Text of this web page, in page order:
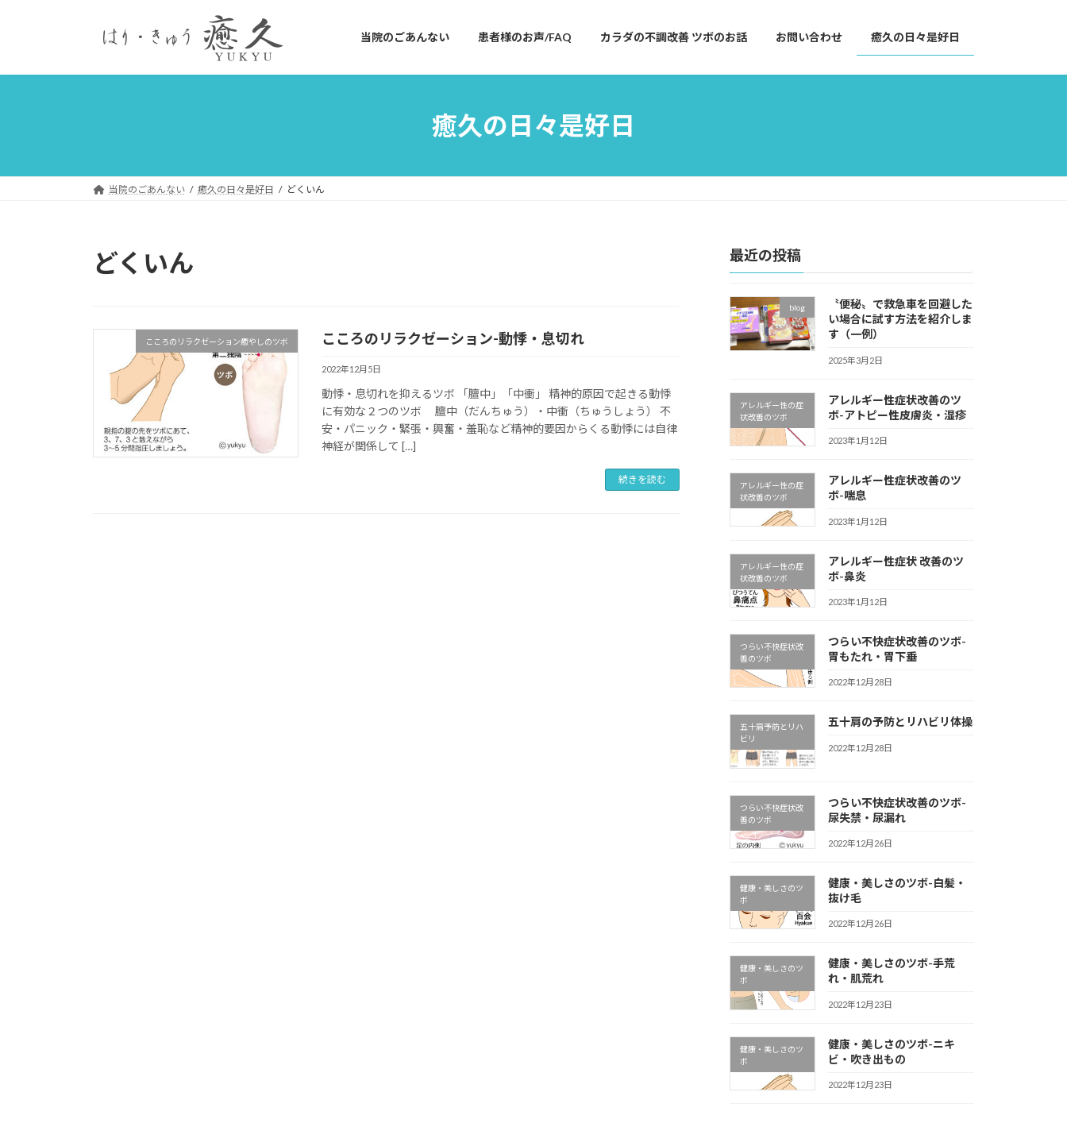
プ
動
当院のごあんない 患者様のお声/FAQ カラダの不調改善 ツボのお話 お問い合わせ 癒久の日々是好日
癒久の日々是好日
当院のごあんない 癒久の日々是好日 どくいん
どくいん
こころのリラクゼーション癒やしのツボ こころのリラクゼーション-動悸・息切れ
2022年12月5日
動悸・息切れを抑えるツボ 「膻中」「中衝」 精神的原因で起きる動悸
に有効な２つのツボ 膻中（だんちゅう）・中衝（ちゅうしょう） 不
安・パニック・緊張・興奮・羞恥など精神的要因からくる動悸には自律
神経が関係して […]
続きを読む
最近の投稿
blog
〝便秘〟で救急車を回避した
い場合に試す方法を紹介しま
す（一例）
2025年3月2日
アレルギー性の症
状改善のツボ
アレルギー性症状改善のツ
ボ-アトピー性皮膚炎・湿疹
2023年1月12日
アレルギー性の症
状改善のツボ
アレルギー性症状改善のツ
ボ-喘息
2023年1月12日
アレルギー性の症
状改善のツボ
アレルギー性症状 改善のツ
ボ-鼻炎
2023年1月12日
つらい不快症状改
善のツボ
つらい不快症状改善のツボ-
胃もたれ・胃下垂
2022年12月28日
五十肩予防とリハ
ビリ
五十肩の予防とリハビリ体操
2022年12月28日
つらい不快症状改
善のツボ
つらい不快症状改善のツボ-
尿失禁・尿漏れ
2022年12月26日
健康・美しさのツ
ボ
健康・美しさのツボ-白髪・
抜け毛
2022年12月26日
健康・美しさのツ
ボ
健康・美しさのツボ-手荒
れ・肌荒れ
2022年12月23日
健康・美しさのツ
ボ
健康・美しさのツボ-ニキ
ビ・吹き出もの
2022年12月23日